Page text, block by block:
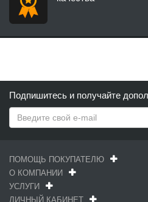
Подпишитесь и получайте
ПОМОЩЬ ПОКУПАТЕЛЮ
О КОМПАНИИ
УСЛУГИ
ЛИЧНЫЙ КАБИНЕТ